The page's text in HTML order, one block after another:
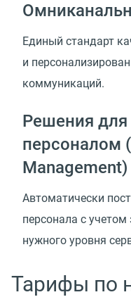
Единый стандарт
и
коммуникаций.
Решения для
персоналом
Management)
Автоматически
персонала с учетом
нужного уровня
Тарифы по